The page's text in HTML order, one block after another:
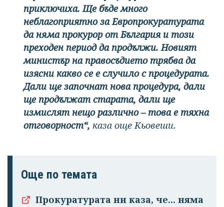
приключиха. Ще бъде много
неблагоприятно за Европрокуратурата
да няма прокурор от България и този
преходен период да продължи. Новият
министър на правосъдието трябва да
изясни какво се е случило с процедурата.
Дали ще започнат нова процедура, дали
ще продължат старата, дали ще
измислят нещо различно – това е тяхна
отговорност“, каза още Кьовеши.
Още по темата
Прокуратурата ни каза, че... няма